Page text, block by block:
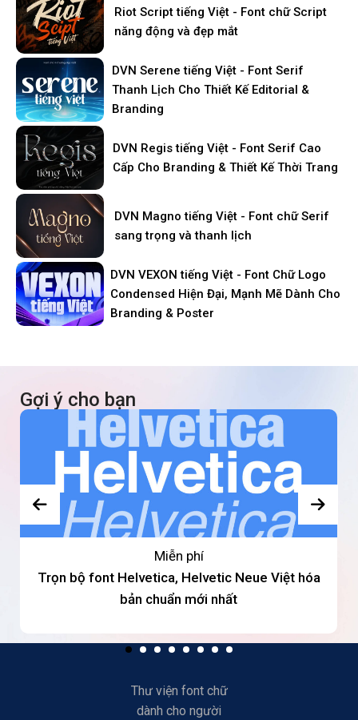
Riot Script tiếng Việt - Font chữ Script
năng động và đẹp mắt
DVN Serene tiếng Việt - Font Serif
Thanh Lịch Cho Thiết Kế Editorial &
Branding
DVN Regis tiếng Việt - Font Serif Cao
Cấp Cho Branding & Thiết Kế Thời Trang
DVN Magno tiếng Việt - Font chữ Serif
sang trọng và thanh lịch
DVN VEXON tiếng Việt - Font Chữ Logo
Condensed Hiện Đại, Mạnh Mẽ Dành Cho
Branding & Poster
Gợi ý cho bạn
Miễn phí
Trọn bộ font Helvetica, Helvetic Neue Việt hóa
bản chuẩn mới nhất
Thư viện font chữ
dành cho người